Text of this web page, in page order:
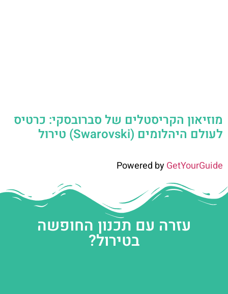
מוזיאון הקריסטלים של סברובסקי: כרטיס
לעולם היהלומים (Swarovski) טירול
Powered byGetYourGuide
עזרה עם תכנון החופשה
בטירול?